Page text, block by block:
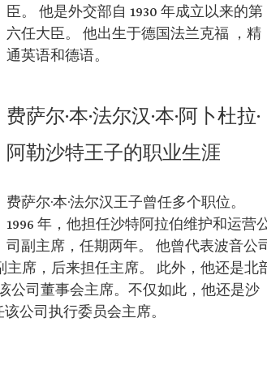
臣。 他是外交部自 1930 年成立以来的第
六任大臣。 他出生于德国法兰克福 ，精
通英语和德语。
费萨尔·本·法尔汉·本·阿卜杜拉·
阿勒沙特王子的职业生涯
费萨尔·本·法尔汉王子曾任多个职位。
1996 年，他担任沙特阿拉伯维护和运营
司副主席，任期两年。 他曾代表波音公
席，后来担任主席。 此外，他还是北
公司董事会主席。不仅如此，他还是沙
公司执行委员会主席。